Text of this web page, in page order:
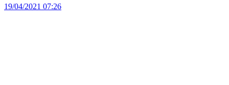
19/04/2021 07:26